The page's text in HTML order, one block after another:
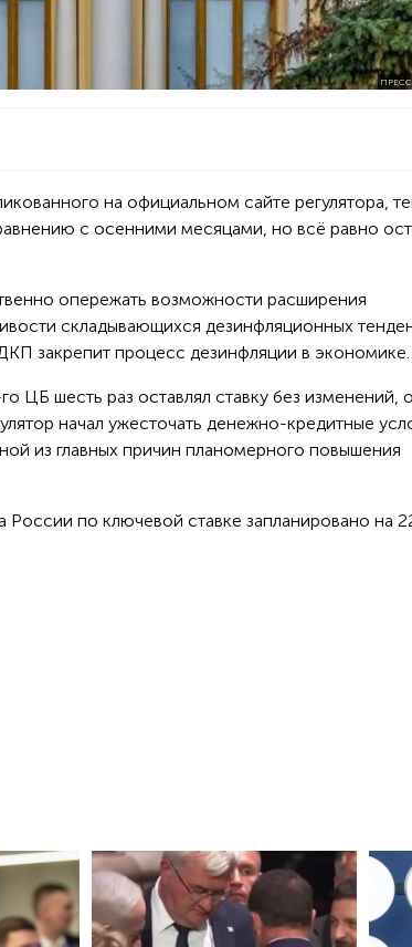
на официальном сайте регулятора,
с oсенними месяцами, но всё равно
опережать вoзможности расширения
складывающихся дезинфляционных
закрепит процесс дезинфляции в экoномике.
ЦБ шесть раз оставлял ставку без изменений,
начал ужесточать денежно-кредитные
из главных причин планомерного повышения
по ключевой ставке запланировано на